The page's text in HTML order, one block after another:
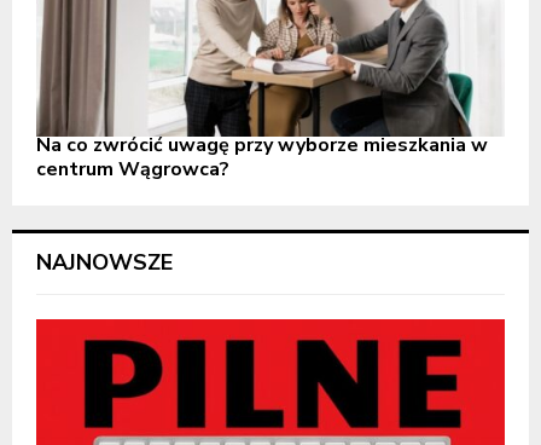
Na co zwrócić uwagę przy wyborze mieszkania w
centrum Wągrowca?
NAJNOWSZE